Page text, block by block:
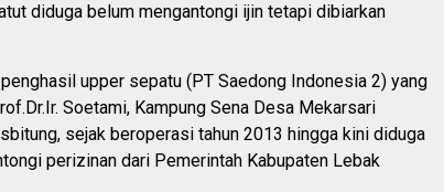
diduga belum mengantongi ijin tetapi dibiarkan
upper sepatu (PT Saedong Indonesia 2) yang
Soetami, Kampung Sena Desa Mekarsari
sejak beroperasi tahun 2013 hingga kini diduga
perizinan dari Pemerintah Kabupaten Lebak